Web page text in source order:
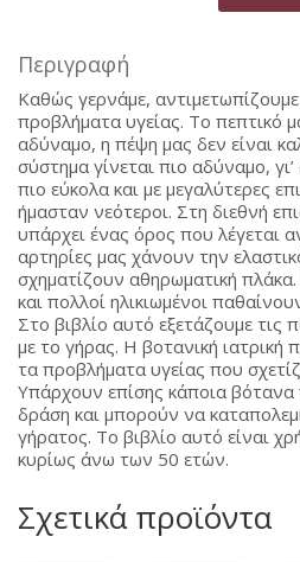
Περιγραφή
Καθώς γερνάμε,
προβλήματα υγείας. Το πεπτικό
αδύναμο, η πέψη μας δεν είναι
σύστημα γίνεται πιο αδύναμο,
πιο εύκολα και με μεγαλύτερες
ήμασταν νεότεροι. Στη διεθνή
υπάρχει ένας όρος που λέγεται
αρτηρίες μας χάνουν την
σχηματίζουν αθηρωματική
και πολλοί ηλικιωμένοι
Στο βιβλίο αυτό εξετάζουμε τις
με το γήρας. Η βοτανική ιατρική
τα προβλήματα υγείας που
Υπάρχουν επίσης κάποια βότανα
δράση και μπορούν να
γήρατος. Το βιβλίο αυτό είναι
κυρίως άνω των 50 ετών.
Σχετικά προϊόντα